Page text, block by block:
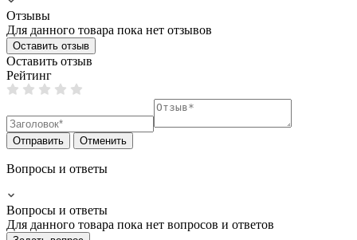
Отзывы
Для данного товара пока нет отзывов
Оставить отзыв
Оставить отзыв
Рейтинг
Отправить Отменить
Вопросы и ответы
Вопросы и ответы
Для данного товара пока нет вопросов и ответов